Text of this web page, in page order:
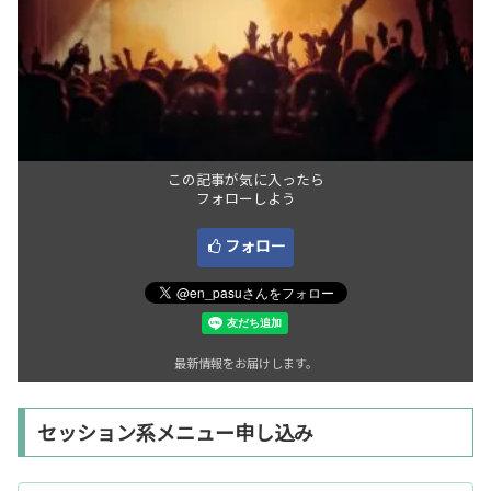
この記事が気に入ったら
フォローしよう
フォロー
最新情報をお届けします。
セッション系メニュー申し込み